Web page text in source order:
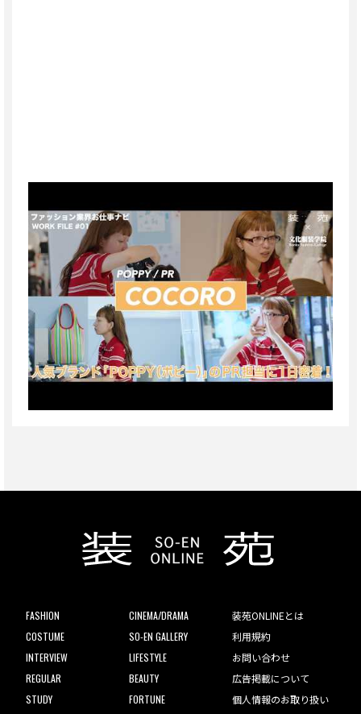
FASHION
COSTUME
INTERVIEW
REGULAR
STUDY
CINEMA/DRAMA
SO-EN GALLERY
LIFESTYLE
BEAUTY
FORTUNE
装苑ONLINEとは
利用規約
お問い合わせ
広告掲載について
個人情報のお取り扱い